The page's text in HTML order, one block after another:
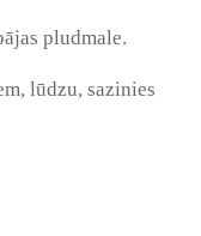
pludmale.
lūdzu, sazinies